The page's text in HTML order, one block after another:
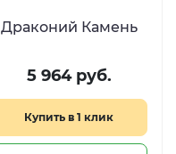
Драконий Камень
5 964 руб.
Купить в 1 клик